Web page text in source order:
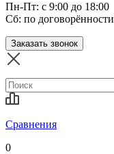
Пн-Пт: с 9:00 до 18:00
Сб: по договорённости
Заказать звонок
Сравнения
0